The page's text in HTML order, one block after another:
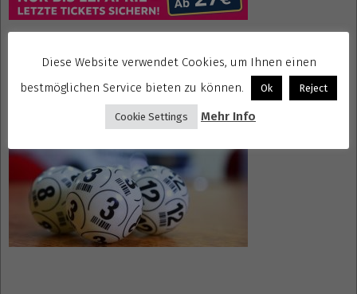
Gewinnspiele kostenlos seriös
Diese Website verwendet Cookies, um Ihnen einen
bestmöglichen Service bieten zu können.
Ok Reject
Cookie Settings Mehr Info